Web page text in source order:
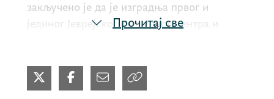
закључено је да је изградња првог и
јединог Јеврејског културног центра и
уједно и сигуран пут за додатно
учвршћивање пријатељских односа између
Прочитај све